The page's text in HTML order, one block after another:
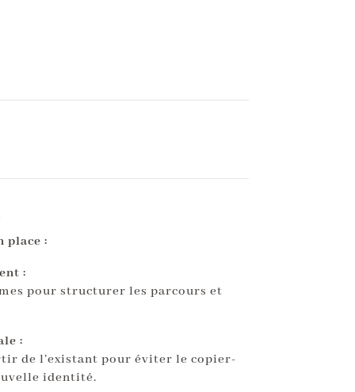
place :
:
pour structurer les parcours et
:
de l’existant pour éviter le copier-
identité.